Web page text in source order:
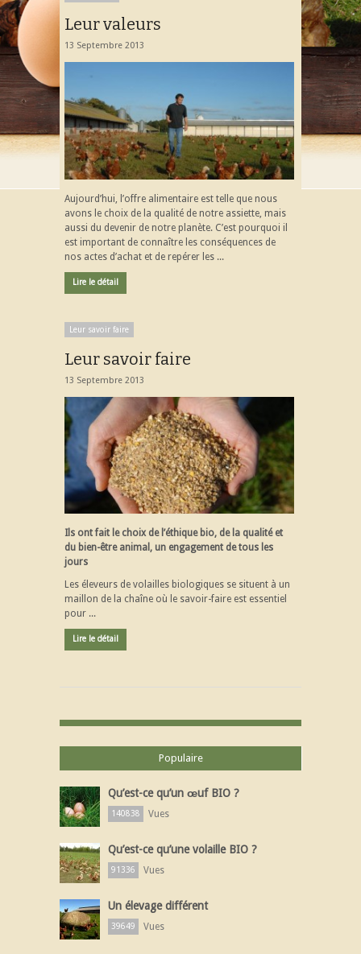
Leur valeurs
13 Septembre 2013
Aujourd’hui, l’offre alimentaire est telle que nous
avons le choix de la qualité de notre assiette, mais
aussi du devenir de notre planète. C’est pourquoi il
est important de connaître les conséquences de
nos actes d’achat et de repérer les ...
Lire le détail
Leur savoir faire
Leur savoir faire
13 Septembre 2013
Ils ont fait le choix de l’éthique bio, de la qualité et
du bien-être animal, un engagement de tous les
jours
Les éleveurs de volailles biologiques se situent à un
maillon de la chaîne où le savoir-faire est essentiel
pour ...
Lire le détail
Populaire
Qu’est-ce qu’un œuf BIO ?
140838 Vues
Qu’est-ce qu’une volaille BIO ?
91336 Vues
Un élevage différent
39649 Vues